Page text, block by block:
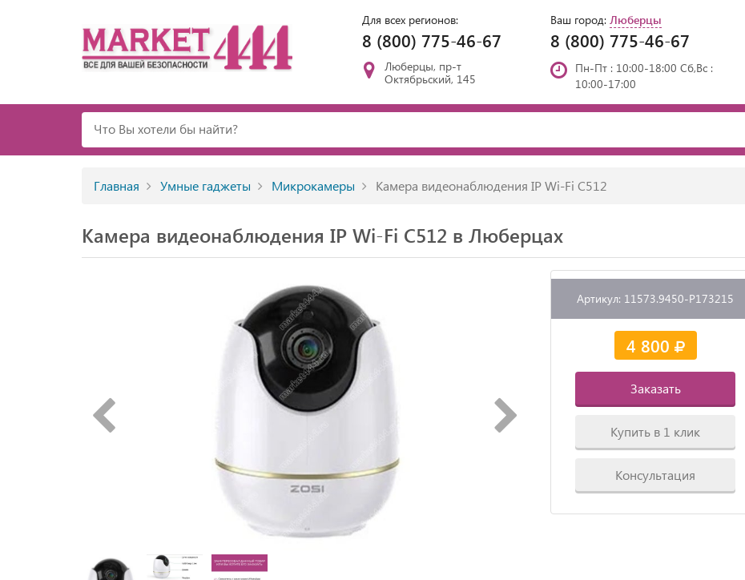
Для всех регионов:
8 (800) 775-46-67
Ваш город: Люберцы
8 (800) 775-46-67
Люберцы, пр-т
Октябрьский, 145
Пн-Пт : 10:00-18:00 Сб,Вс :
10:00-17:00
Главная Умные гаджеты Микрокамеры Камера видеонаблюдения IP Wi-Fi C512
Камера видеонаблюдения IP Wi-Fi C512 в Люберцах
Артикул: 11573.9450-P173215
4 800
Заказать
Купить в 1 клик
Консультация